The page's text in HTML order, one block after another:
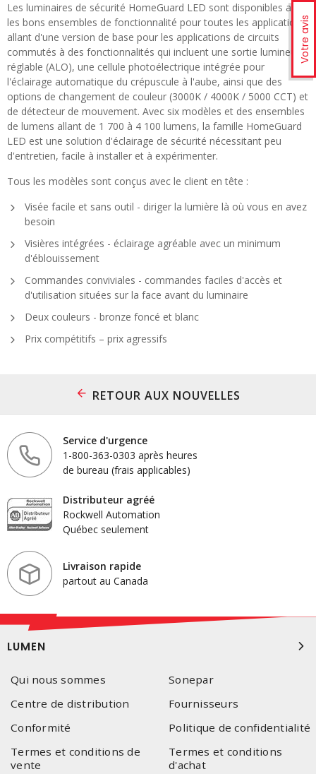
Votre avis
Les luminaires de sécurité HomeGuard LED sont disponibles avec
les bons ensembles de fonctionnalité pour toutes les applications,
allant d'une version de base pour les applications de circuits
commutés à des fonctionnalités qui incluent une sortie lumineuse
réglable (ALO), une cellule photoélectrique intégrée pour
l'éclairage automatique du crépuscule à l'aube, ainsi que des
options de changement de couleur (3000K / 4000K / 5000 CCT) et
de détecteur de mouvement. Avec six modèles et des ensembles
de lumens allant de 1 700 à 4 100 lumens, la famille HomeGuard
LED est une solution d'éclairage de sécurité nécessitant peu
d'entretien, facile à installer et à expérimenter.
Tous les modèles sont conçus avec le client en tête :
Visée facile et sans outil - diriger la lumière là où vous en avez
besoin
Visières intégrées - éclairage agréable avec un minimum
d'éblouissement
Commandes conviviales - commandes faciles d'accès et
d'utilisation situées sur la face avant du luminaire
Deux couleurs - bronze foncé et blanc
Prix compétitifs – prix agressifs
RETOUR AUX NOUVELLES
Service d'urgence
1-800-363-0303 après heures
de bureau (frais applicables)
Distributeur agréé
Rockwell Automation
Québec seulement
Livraison rapide
partout au Canada
LUMEN
Qui nous sommes
Sonepar
Centre de distribution
Fournisseurs
Conformité
Politique de confidentialité
Termes et conditions de
vente
Termes et conditions
d'achat